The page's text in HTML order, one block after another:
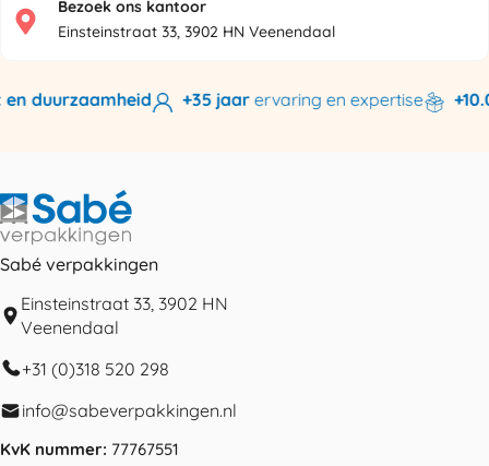
Bezoek ons kantoor
Einsteinstraat 33, 3902 HN Veenendaal
duurzaamheid +35 jaarervaring en expertise
Sabé verpakkingen
Einsteinstraat 33, 3902 HN
Veenendaal
+31 (0)318 520 298
info@sabeverpakkingen.nl
KvK nummer: 77767551